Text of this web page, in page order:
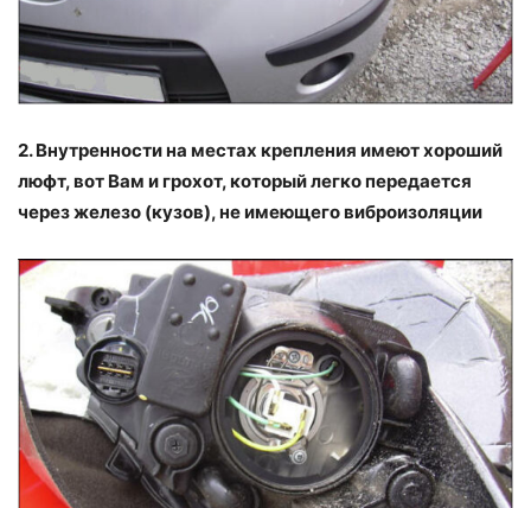
2. Внутренности на местах крепления имеют хороший
люфт, вот Вам и грохот, который легко передается
через железо (кузов), не имеющего виброизоляции